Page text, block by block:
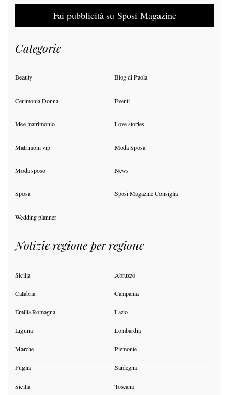
Fai pubblicità su Sposi Magazine
Categorie
Beauty Blog di Paola
Cerimonia Donna Eventi
Idee matrimonio Love stories
Matrimoni vip Moda Sposa
Moda sposo News
Sposa Sposi Magazine Consiglia
Wedding planner
Notizie regione per regione
Sicilia Abruzzo
Calabria Campania
Emilia Romagna Lazio
Liguria Lombardia
Marche Piemonte
Puglia Sardegna
Sicilia Toscana